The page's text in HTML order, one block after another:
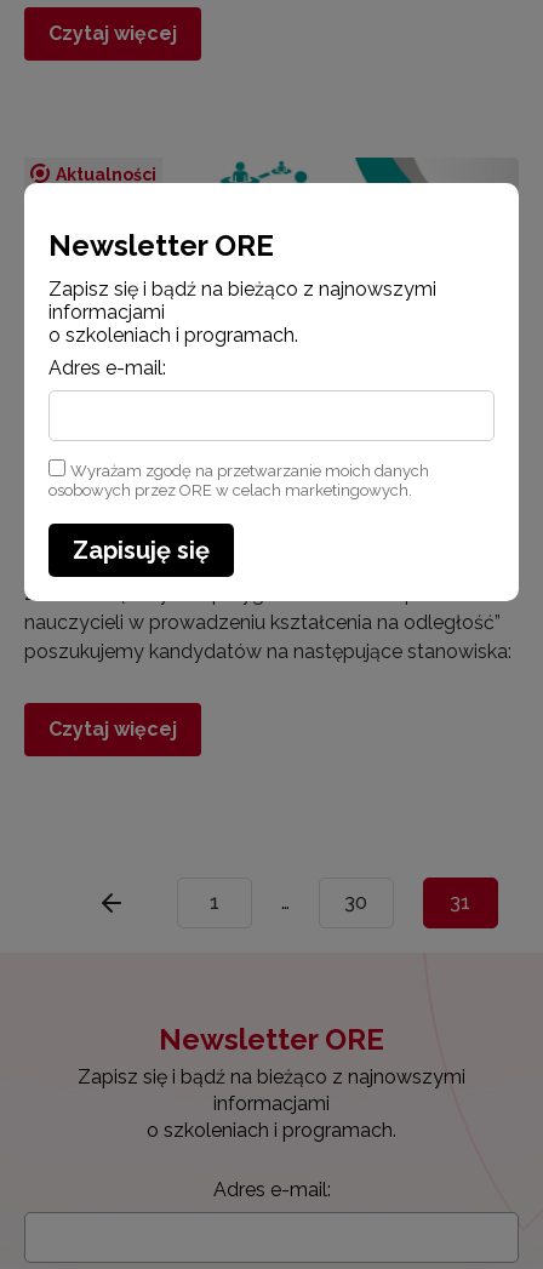
Czytaj więcej
Aktualności
Dołącz do zespołu projektu
Do nowego projektu „Wsparcie placówek doskonalenia
nauczycieli i bibliotek pedagogicznych w realizacji
zadań związanych z przygotowaniem i wsparciem
nauczycieli w prowadzeniu kształcenia na odległość”
poszukujemy kandydatów na następujące stanowiska:
Czytaj więcej
1 … 30 31
Newsletter ORE
Zapisz się i bądź na bieżąco z najnowszymi
informacjami
o szkoleniach i programach.
Adres e-mail:
Newsletter ORE
Zapisz się i bądź na bieżąco z najnowszymi
informacjami
o szkoleniach i programach.
Adres e-mail:
Wyrażam zgodę na przetwarzanie moich danych
osobowych przez ORE w celach marketingowych.
Zapisuję się